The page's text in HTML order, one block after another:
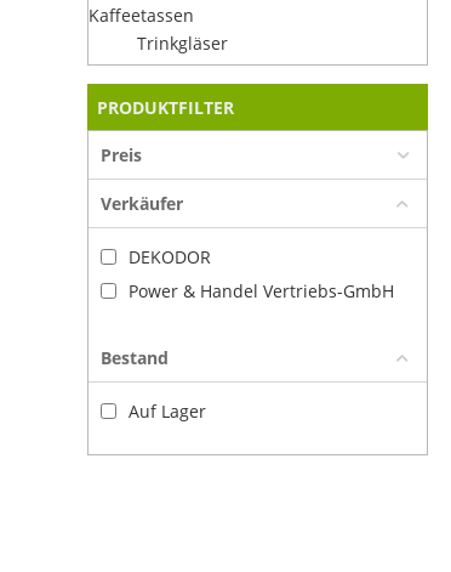
Kaffeetassen
Trinkgläser
PRODUKTFILTER
Preis
Verkäufer
DEKODOR
Power & Handel Vertriebs-GmbH
Bestand
Auf Lager